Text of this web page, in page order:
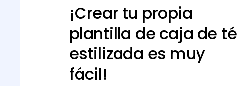
¡Crear tu propia
plantilla de caja de té
estilizada es muy
fácil!